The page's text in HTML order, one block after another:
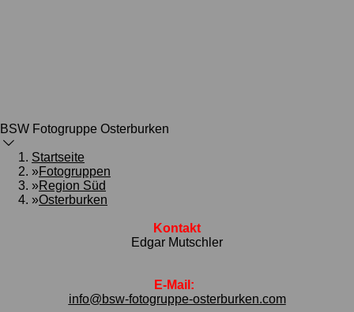
BSW Fotogruppe Osterburken
Startseite
»Fotogruppen
»Region Süd
»Osterburken
Kontakt
Edgar Mutschler
E-Mail:
info@bsw-fotogruppe-osterburken.com